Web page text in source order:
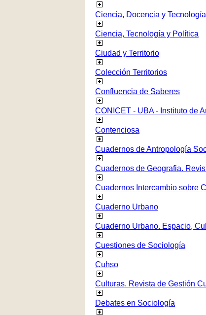
Ciencia, Docencia y Tecnología
Ciencia, Tecnología y Política
Ciudad y Territorio
Colección Territorios
Confluencia de Saberes
CONICET - UBA - Instituto de
Contenciosa
Cuadernos de Antropología
Cuadernos de Geografia.
Cuadernos Intercambio sobre
Cuaderno Urbano
Cuaderno Urbano. Espacio,
Cuestiones de Sociología
Cuhso
Culturas. Revista de Gestión
Debates en Sociología